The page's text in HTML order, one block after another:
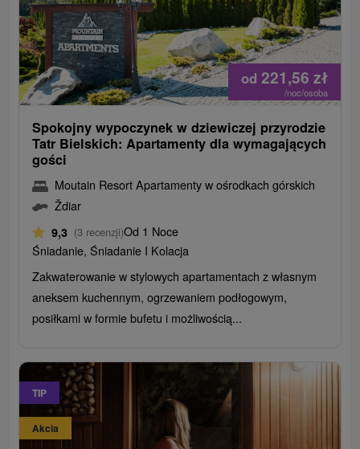
od 221,56 zł
/noc/osoba
Spokojny wypoczynek w dziewiczej przyrodzie
Tatr Bielskich: Apartamenty dla wymagających
gości
Moutain Resort Apartamenty w ośrodkach górskich
Ždiar
9,3 (3 recenzji)Od 1 Noce
Śniadanie, Śniadanie I Kolacja
Zakwaterowanie w stylowych apartamentach z własnym
aneksem kuchennym, ogrzewaniem podłogowym,
posiłkami w formie bufetu i możliwością...
TIP
Akcia